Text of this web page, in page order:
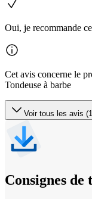
Oui, je recommande
Cet avis concerne le
Tondeuse à barbe
Voir tous les avis
Consignes